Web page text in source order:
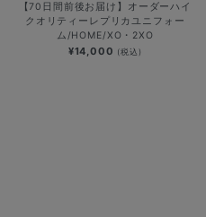
【70日間前後お届け】オーダーハイ
クオリティーレプリカユニフォー
ム/HOME/XO・2XO
¥14,000 (税込)